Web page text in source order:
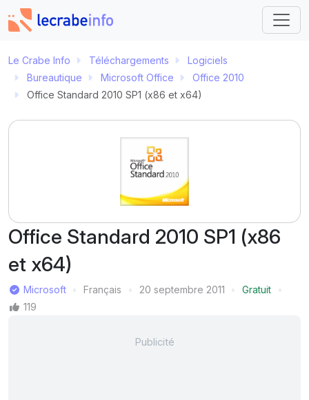
Le Crabe Info Téléchargements
Logiciels
Bureautique
Microsoft Office
Office 2010
Office Standard 2010 SP1 (x86 et x64)
Office Standard 2010 SP1 (x86
et x64)
Éditeur
Microsoft
Langue
Français
Dernière mise à jour
20 septembre 2011
Prix
Gratuit
Mentions J'aime
119